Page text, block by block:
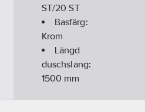
ST/20 ST
Basfärg:
Krom
Längd
duschslang:
1500 mm